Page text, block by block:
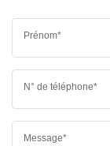
Prénom*
N° de téléphone*
Message*